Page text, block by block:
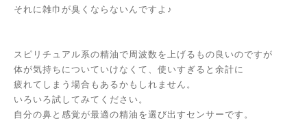
それに雑巾が臭くならないんですよ♪
スピリチュアル系の精油で周波数を上げるもの良いのですが
体が気持ちについていけなくて、使いすぎると余計に
疲れてしまう場合もあるかもしれません。
いろいろ試してみてください。
自分の鼻と感覚が最適の精油を選び出すセンサーです。